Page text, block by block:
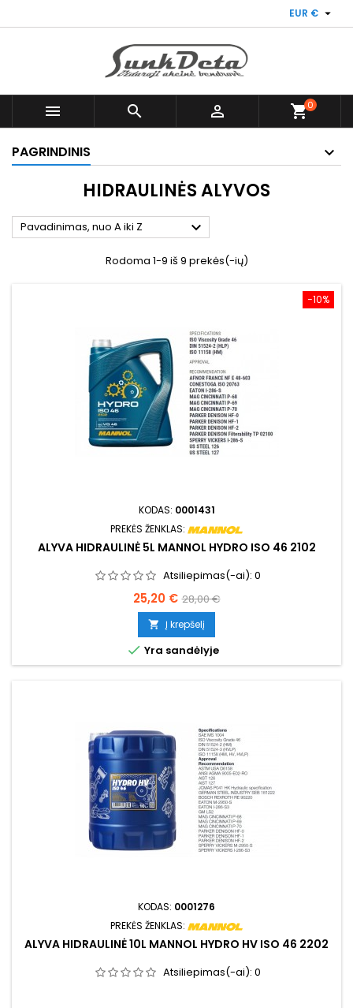
EUR € 
   shopping_cart0
PAGRINDINIS
HIDRAULINĖS ALYVOS
Pavadinimas, nuo A iki Z 
Rodoma 1-9 iš 9 prekės(-ių)
−10%
KODAS: 0001431
PREKĖS ŽENKLAS:
ALYVA HIDRAULINĖ 5L MANNOL HYDRO ISO 46 2102
Atsiliepimas(-ai): 0
Kaina
25,20 € Bazinė
kaina
28,00 €
 Į krepšelį
 Yra sandėlyje
KODAS: 0001276
PREKĖS ŽENKLAS:
ALYVA HIDRAULINĖ 10L MANNOL HYDRO HV ISO 46 2202
Atsiliepimas(-ai): 0